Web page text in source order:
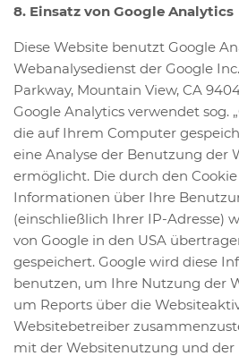
8. Einsatz von Google Analytics
Diese Website benutzt Google
Webanalysedienst der Google
Parkway, Mountain View, CA
Google Analytics verwendet sog.
die auf Ihrem Computer
eine Analyse der Benutzung der
ermöglicht. Die durch den
Informationen über Ihre
(einschließlich Ihrer IP-Adresse)
von Google in den USA
gespeichert. Google wird diese
benutzen, um Ihre Nutzung der
um Reports über die
Websitebetreiber
mit der Websitenutzung und